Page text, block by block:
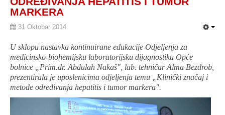
MARKERA
31 Oktobar 2014
U sklopu nastavka kontinuirane edukacije Odjeljenja za
medicinsko-biohemijsku laboratorijsku dijagnostiku Opće
bolnice „Prim.dr. Abdulah Nakaš", lab. tehničar Alma Bezdrob,
prezentirala je uposlenicima odjeljenja temu „Klinički značaj i
metode određivanja hepatitis i tumor markera".